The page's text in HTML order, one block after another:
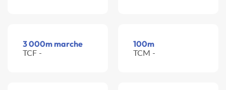
3 000m marche
TCF -
100m
TCM -